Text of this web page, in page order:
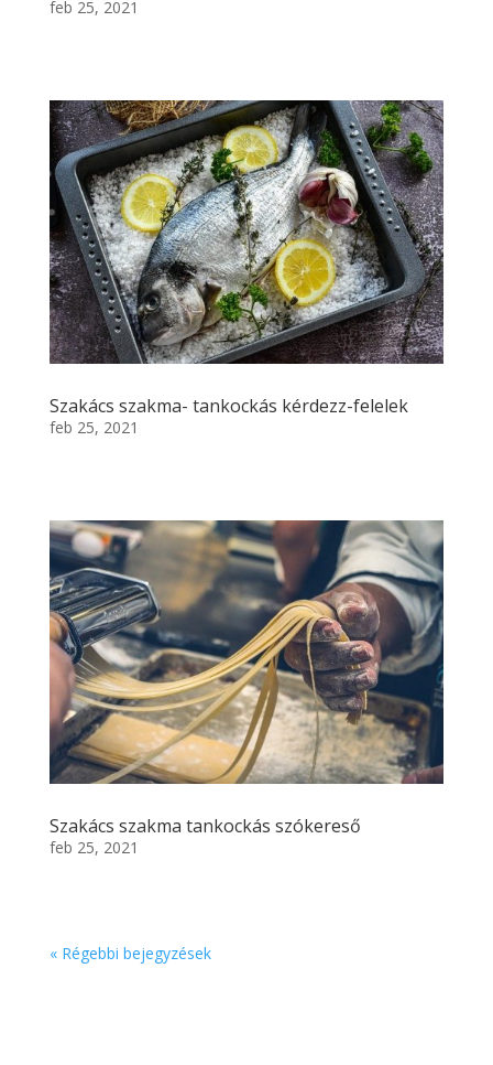
feb 25, 2021
Szakács szakma- tankockás kérdezz-felelek
feb 25, 2021
Szakács szakma tankockás szókereső
feb 25, 2021
« Régebbi bejegyzések